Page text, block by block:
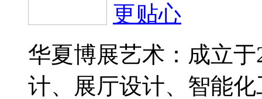
更贴心
华夏博展艺术：成立
计、展厅设计、智能